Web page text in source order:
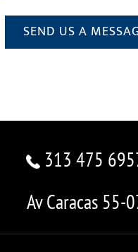
SEND US A
313 475
Av Caracas 55-